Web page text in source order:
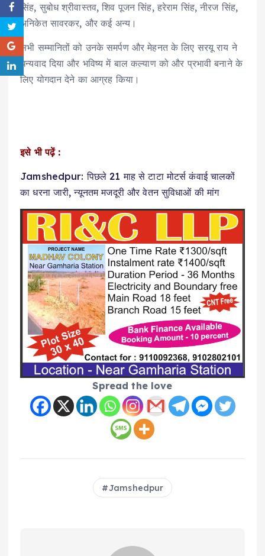
सिंह, सुबोध श्रीवास्तव, शिव पूजन सिंह, हरेराम सिंह, नीरज सिंह,
अनिकेत सावरकर, और कई अन्य।
सभी सम्मानितों को उनके समर्पण और मेहनत के लिए सरयू राय ने
धन्यवाद दिया और भविष्य में बाल कल्याण को और प्रभावी बनाने के
लिए योगदान देने का आग्रह किया।
इसे भी पढ़ें :
Jamshedpur: पिछले 21 माह से टाटा मोटर्स कंवाई चालकों
का धरना जारी, न्यूनतम मजदूरी और वेतन सुविधाओं की मांग
Spread the love
Jamshedpur